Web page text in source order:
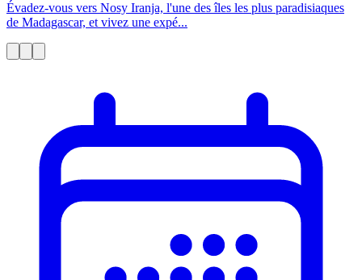
Évadez-vous vers Nosy Iranja, l'une des îles les plus paradisiaques
de Madagascar, et vivez une expé...